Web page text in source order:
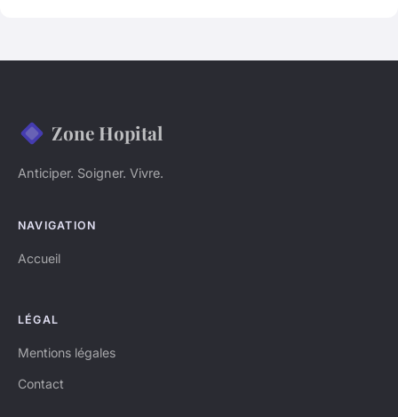
Zone Hopital
Anticiper. Soigner. Vivre.
NAVIGATION
Accueil
LÉGAL
Mentions légales
Contact